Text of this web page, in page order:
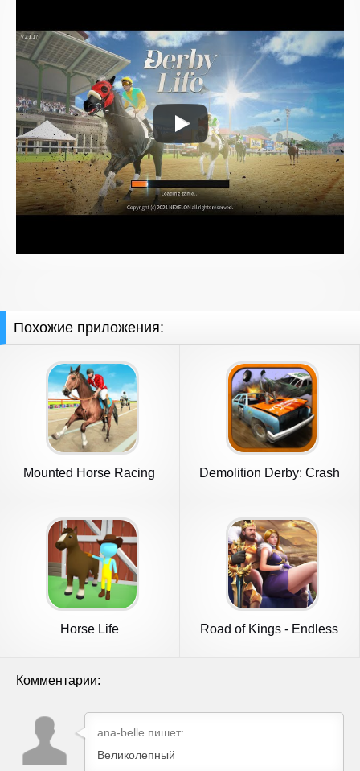
Похожие приложения:
Mounted Horse Racing
Demolition Derby: Crash
Horse Life
Road of Kings - Endless
Комментарии:
ana-belle пишет:
Великолепный